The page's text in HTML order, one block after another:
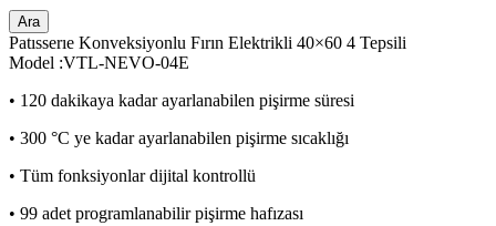
Ara
Patısserıe Konveksiyonlu Fırın Elektrikli 40×60 4 Tepsili
Model :VTL-NEVO-04E
• 120 dakikaya kadar ayarlanabilen pişirme süresi
• 300 °C ye kadar ayarlanabilen pişirme sıcaklığı
• Tüm fonksiyonlar dijital kontrollü
• 99 adet programlanabilir pişirme hafızası